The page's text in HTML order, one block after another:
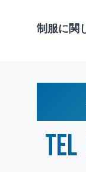
制服に関
TEL